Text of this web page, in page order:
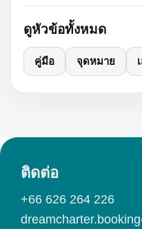
ดูหัวข้อทั้งหมด
คู่มือ จุดหมาย
ติดต่อ
+66 626 264 226